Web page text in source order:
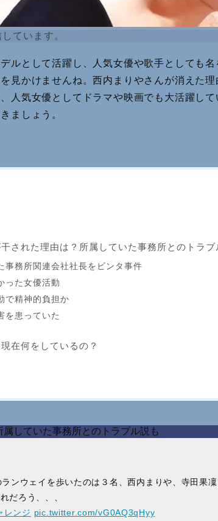
ています。
ルとして活躍し、人気女優や歌手としても名
見かけませんね。西内まりやさんが消えた
人気女優としてドラマや映画でも大活躍し
ましょう。
された理由は？所属していた事務所とのトラブ
事務所関連会社社長をビンタ事件
った女優活動
で精神的負担か
を患っていた
在何をしているの？
していた事務所とのトラブル説も
ンウェイを歩いたのは３名、西内まりや、寺田果
だろう、、、
レンジ pic.twitter.com/vG0AQ3qHyy